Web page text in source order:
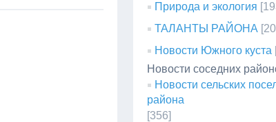
Природа и экология
ТАЛАНТЫ РАЙОНА
Новости Южного куста
Новости соседних
Новости сельских
района
[356]